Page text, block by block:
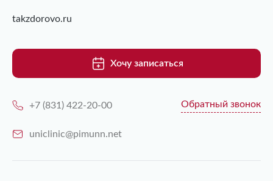
takzdorovo.ru
Хочу записаться
+7 (831) 422-20-00 Обратный звонок
uniclinic@pimunn.net